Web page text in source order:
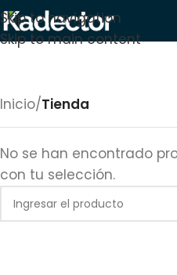
Skip to navigation
Skip to main content
Inicio/Tienda
No se han encontrado
con tu selección.